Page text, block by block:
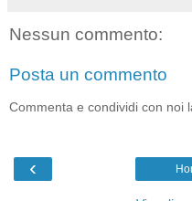
Nessun commento:
Posta un commento
Commenta e condividi con noi
‹